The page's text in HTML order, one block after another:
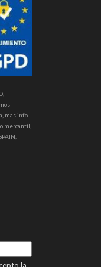
mas info
mercantil,